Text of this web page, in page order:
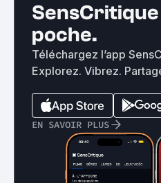
poche.
Téléchargez l’app
Explorez. Vibrez.
EN SAVOIR PLUS